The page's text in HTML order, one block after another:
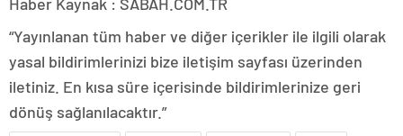
“Yayınlanan tüm haber ve diğer içerikler ile ilgili olarak
yasal bildirimlerinizi bize iletişim sayfası üzerinden
iletiniz. En kısa süre içerisinde bildirimlerinize geri
dönüş sağlanılacaktır.”